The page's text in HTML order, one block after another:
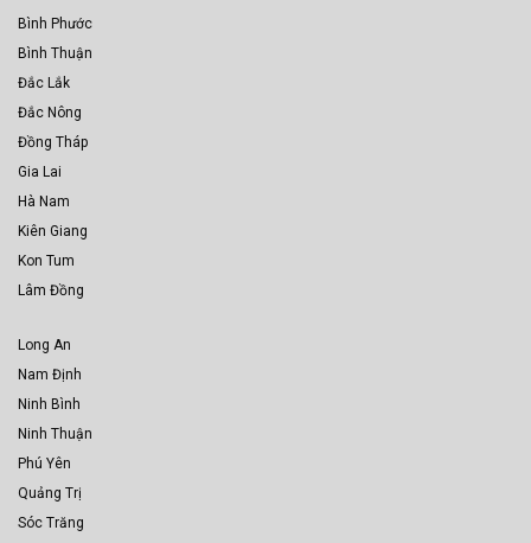
Bình Phước
Bình Thuận
Đắc Lắk
Đắc Nông
Đồng Tháp
Gia Lai
Hà Nam
Kiên Giang
Kon Tum
Lâm Đồng
Long An
Nam Định
Ninh Bình
Ninh Thuận
Phú Yên
Quảng Trị
Sóc Trăng